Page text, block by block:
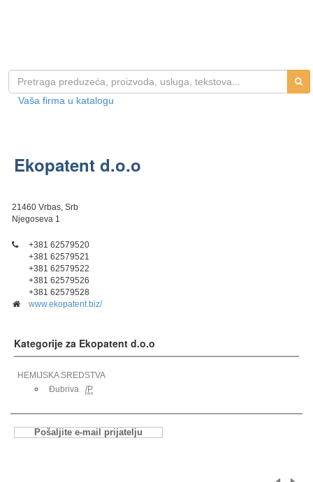
Vaša firma u katalogu
Ekopatent d.o.o
21460 Vrbas, Srb
Njegoseva 1
+381 62579520
+381 62579521
+381 62579522
+381 62579526
+381 62579528
www.ekopatent.biz/
Kategorije za Ekopatent d.o.o
HEMIJSKA SREDSTVA
Đubriva
/P
Pošaljite e-mail prijatelju